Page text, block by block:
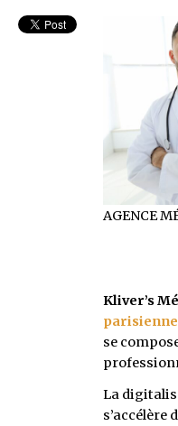
AGENCE
Kliver’s
parisienne
se
La
s’accélère